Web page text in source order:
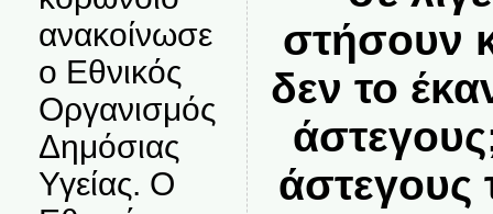
ανακοίνωσε
ο Εθνικός
Οργανισμός
Δημόσιας
Υγείας. Ο
στήσουν
δεν το
άστεγους